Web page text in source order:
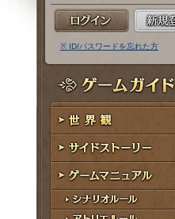
ー
ル
ア
ド
レ
ス
パ
ス
ー
ド
※ ID/パスワードを忘れた方
ゲームガイド
世界観
サイドストーリー
ゲームマニュアル